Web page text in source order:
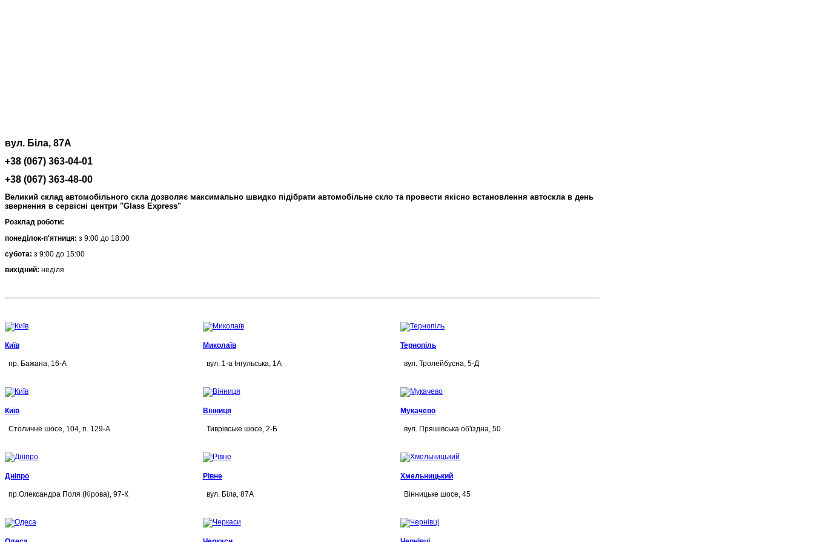
вул. Біла, 87А
+38 (067) 363-04-01
+38 (067) 363-48-00
Великий склад автомобільного скла дозволяє максимально швидко підібрати автомобільне скло та провести якісно встановлення автоскла в день
звернення в сервісні центри "Glass Express"
Розклад роботи:
понеділок-п'ятниця: з 9:00 до 18:00
субота: з 9:00 до 15:00
вихідний: неділя
Київ
пр. Бажана, 16-А
Київ
Столичне шосе, 104, п. 129-А
Дніпро
пр.Олександра Поля (Кірова), 97-К
Миколаїв
вул. 1-а Інгульська, 1А
Вінниця
Тиврівське шосе, 2-Б
Рівне
вул. Біла, 87А
Тернопіль
вул. Тролейбусна, 5-Д
Мукачево
вул. Пряшівська об'їздна, 50
Хмельницький
Вінницьке шосе, 45